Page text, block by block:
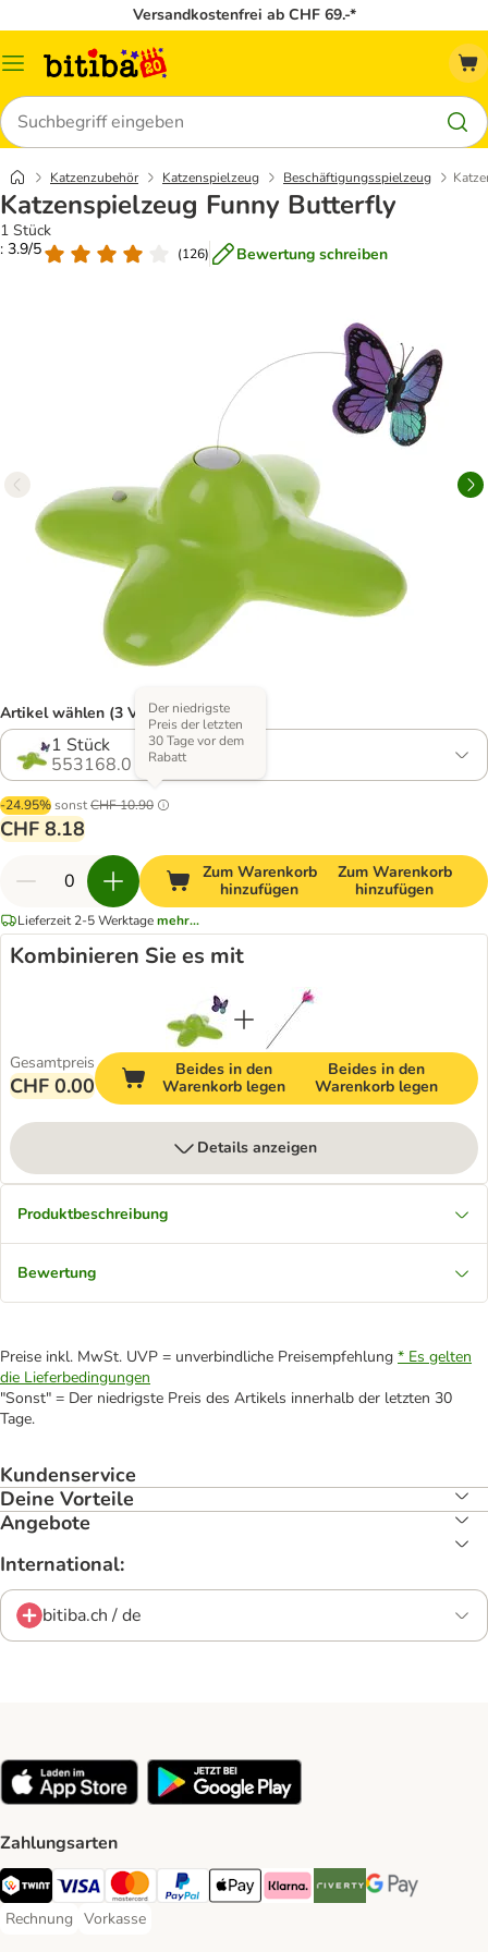
Versandkostenfrei ab CHF 69.-*
Menü
Suchen
Katzenzubehör Katzenspielzeug Beschäftigungsspielzeug
Katzenspielzeug Funny Butterfly
1 Stück
: 3.9/5
(126) Bewertung schreiben
Artikel wählen (3 Varianten)
1 Stück
553168.0
-24.95%sonstCHF 10.90
Der niedrigste
Preis der letzten
30 Tage vor dem
Rabatt
CHF 8.18
Zum Warenkorb
hinzufügen
Zum Warenkorb
hinzufügen
Lieferzeit 2-5 Werktagemehr...
Kombinieren Sie es mit
Gesamtpreis
CHF 0.00
Beides in den
Warenkorb legen
Beides in den
Warenkorb legen
Details anzeigen
Produktbeschreibung
Bewertung
Preise inkl. MwSt. UVP = unverbindliche Preisempfehlung * Es gelten
die Lieferbedingungen
"Sonst" = Der niedrigste Preis des Artikels innerhalb der letzten 30
Tage.
Kundenservice
Deine Vorteile
Angebote
International:
bitiba.ch / de
Zahlungsarten
TWINT Payment Method
Visa Payment Method
MasterCard Payment Method
PayPal Payment Method
Apple Pay Payment Method
Klarna Payment Method
Riverty Payment Method
Google Pay
Rechnung
Rechnung Payment Method
Vorkasse
Vorkasse Payment Method